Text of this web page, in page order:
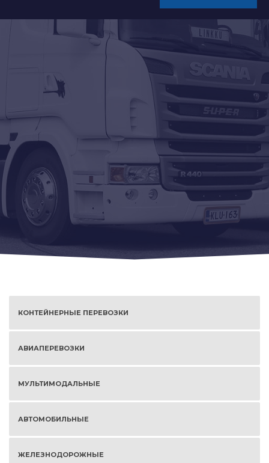
КОНТЕЙНЕРНЫЕ ПЕРЕВОЗКИ
АВИАПЕРЕВОЗКИ
МУЛЬТИМОДАЛЬНЫЕ
АВТОМОБИЛЬНЫЕ
ЖЕЛЕЗНОДОРОЖНЫЕ